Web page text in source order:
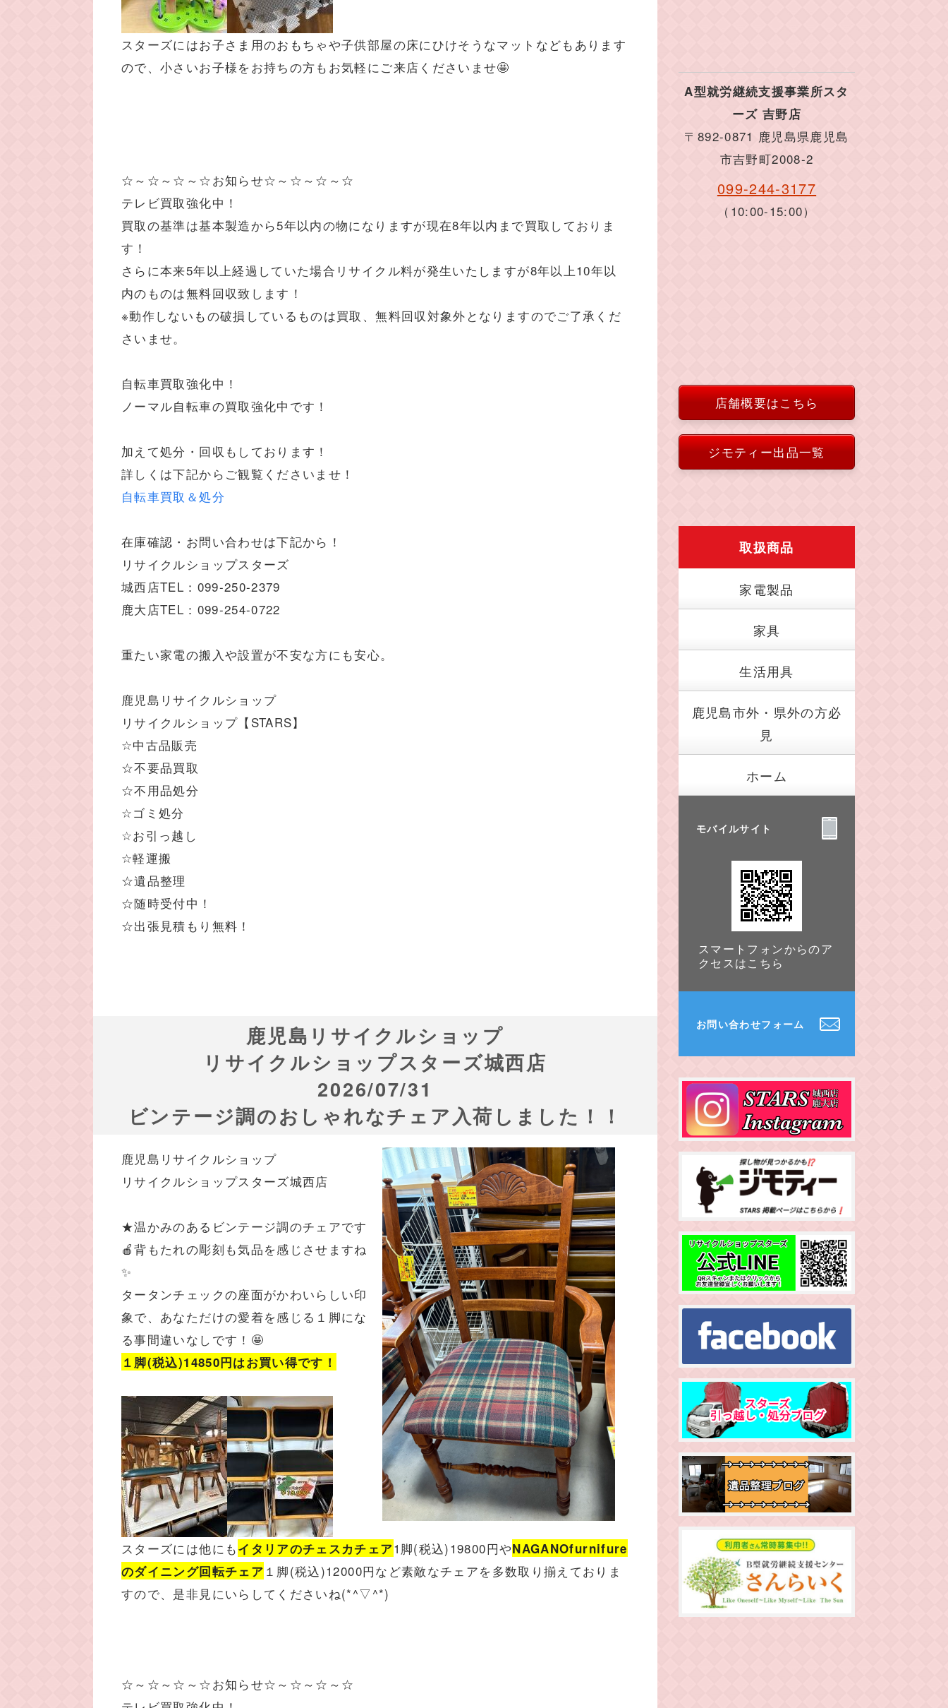
スターズにはお子さま用のおもちゃや子供部屋の床にひけそうなマットなどもあります
ので、小さいお子様をお持ちの方もお気軽にご来店くださいませ🤩
☆～☆～☆～☆お知らせ☆～☆～☆～☆
テレビ買取強化中！
買取の基準は基本製造から5年以内の物になりますが現在8年以内まで買取しておりま
す！
さらに本来5年以上経過していた場合リサイクル料が発生いたしますが8年以上10年以
内のものは無料回収致します！
※動作しないもの破損しているものは買取、無料回収対象外となりますのでご了承くだ
さいませ。
自転車買取強化中！
ノーマル自転車の買取強化中です！
加えて処分・回収もしております！
詳しくは下記からご観覧くださいませ！
自転車買取＆処分
在庫確認・お問い合わせは下記から！
リサイクルショップスターズ
城西店TEL：099-250-2379
鹿大店TEL：099-254-0722
重たい家電の搬入や設置が不安な方にも安心。
鹿児島リサイクルショップ
リサイクルショップ【STARS】
☆中古品販売
☆不要品買取
☆不用品処分
☆ゴミ処分
☆お引っ越し
☆軽運搬
☆遺品整理
☆随時受付中！
☆出張見積もり無料！
鹿児島リサイクルショップ
リサイクルショップスターズ城西店
2026/07/31
ビンテージ調のおしゃれなチェア入荷しました！！
鹿児島リサイクルショップ
リサイクルショップスターズ城西店
★温かみのあるビンテージ調のチェアです
🍎背もたれの彫刻も気品を感じさせますね
✨
タータンチェックの座面がかわいらしい印
象で、あなただけの愛着を感じる１脚にな
る事間違いなしです！🤩
１脚(税込)14850円はお買い得です！
スターズには他にもイタリアのチェスカチェア1脚(税込)19800円やNAGANOfurnifure
のダイニング回転チェア １脚(税込)12000円など素敵なチェアを多数取り揃えておりま
すので、是非見にいらしてくださいね(*^▽^*)
☆～☆～☆～☆お知らせ☆～☆～☆～☆
A型就労継続支援事業所スタ
ーズ 吉野店
〒892-0871 鹿児島県鹿児島
市吉野町2008-2
099-244-3177
（10:00-15:00）
店舗概要はこちら
ジモティー出品一覧
取扱商品
家電製品
家具
生活用具
鹿児島市外・県外の方必
見
ホーム
モバイルサイト
スマートフォンからのア
クセスはこちら
お問い合わせフォーム